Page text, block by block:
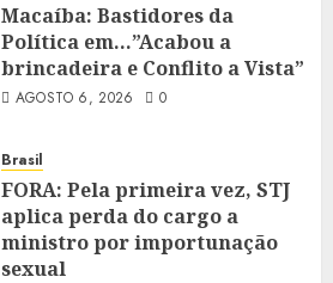
Macaíba: Bastidores da
Política em…”Acabou a
brincadeira e Conflito a Vista”
AGOSTO 6, 2026 0
Brasil
FORA: Pela primeira vez, STJ
aplica perda do cargo a
ministro por importunação
sexual